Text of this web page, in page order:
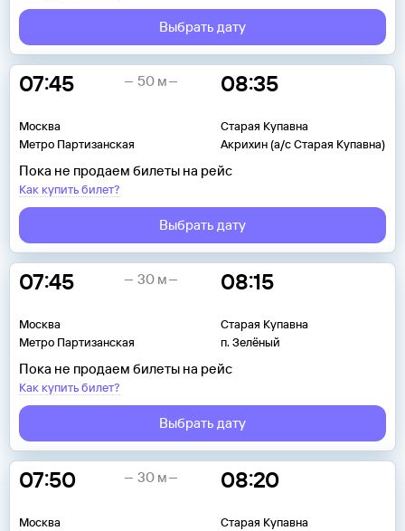
Выбрать дату
07:45
Москва
Метро Партизанская
08:35
Старая Купавна
Акрихин (а/с Старая Купавна)
50 м
Пока не продаем билеты на рейс
Как купить билет?
Выбрать дату
07:45
Москва
Метро Партизанская
08:15
Старая Купавна
п. Зелёный
30 м
Пока не продаем билеты на рейс
Как купить билет?
Выбрать дату
07:50
Москва
08:20
Старая Купавна
30 м